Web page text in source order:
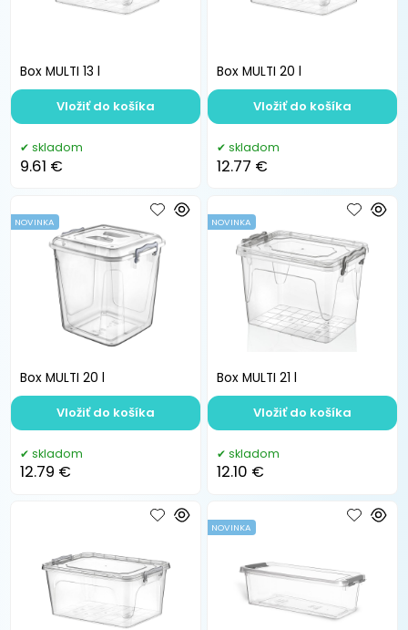
Box MULTI 13 l
skladom
9.61 €
Vložiť do košíka
Box MULTI 20 l
skladom
12.77 €
Vložiť do košíka
Box MULTI 20 l
NOVINKA
skladom
12.79 €
Vložiť do košíka
Box MULTI 21 l
NOVINKA
skladom
12.10 €
Vložiť do košíka
NOVINKA